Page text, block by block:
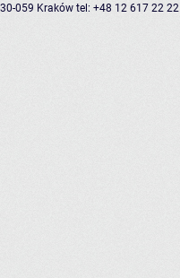
30-059 Kraków tel: +48 12 617 22 22